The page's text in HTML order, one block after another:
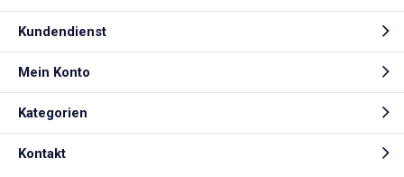
Kundendienst
Mein Konto
Kategorien
Kontakt